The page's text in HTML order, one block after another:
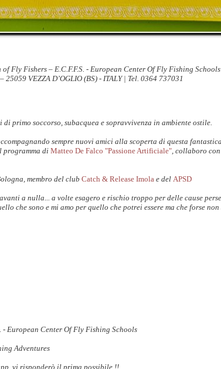
of Fly Fishers – E.C.F.F.S. - European Center Of Fly Fishing Schools
25059 VEZZA D’OGLIO (BS) - ITALY | Tel. 0364 737031
primo soccorso, subacquea e sopravvivenza in ambiente ostile.
sempre nuovi amici alla scoperta di questa
programma di Matteo De Falco "Passione Artificiale" , collaboro
membro del club Catch & Release Imola e del APSD
a nulla... a volte esagero e rischio troppo per delle cause
che sono e mi amo per quello che potrei essere ma che forse
- European Center Of Fly Fishing Schools
Adventures
vi risponderò il prima possibile !!